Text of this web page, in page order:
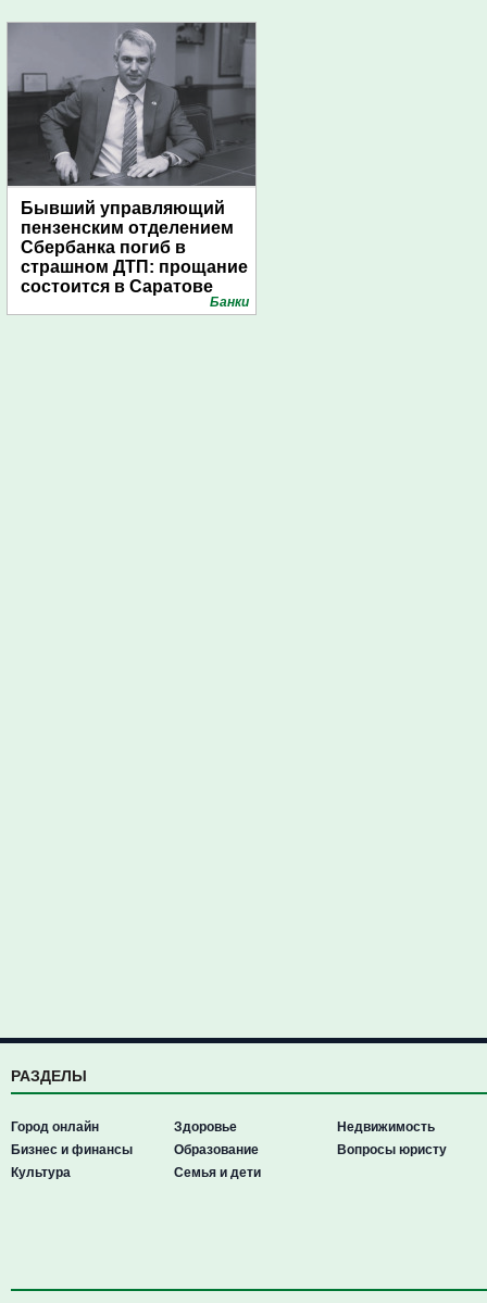
Бывший управляющий
пензенским отделением
Сбербанка погиб в
страшном ДТП: прощание
состоится в Саратове
Банки
РАЗДЕЛЫ
Город онлайн
Бизнес и финансы
Культура
Здоровье
Образование
Семья и дети
Недвижимость
Вопросы юристу